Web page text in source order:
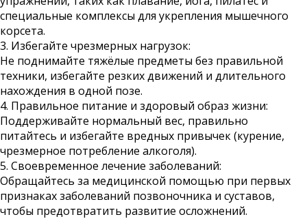
специальные комплексы для укрепления мышечного
корсета.
3. Избегайте чрезмерных нагрузок:
Не поднимайте тяжёлые предметы без правильной
техники, избегайте резких движений и длительного
нахождения в одной позе.
4. Правильное питание и здоровый образ жизни:
Поддерживайте нормальный вес, правильно
питайтесь и избегайте вредных привычек (курение,
чрезмерное потребление алкоголя).
5. Своевременное лечение заболеваний:
Обращайтесь за медицинской помощью при первых
признаках заболеваний позвоночника и суставов,
чтобы предотвратить развитие осложнений.